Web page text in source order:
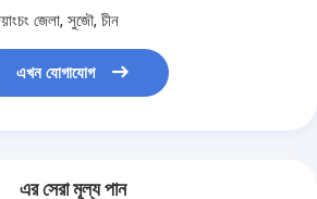
জেলা, সুজৌ, চীন
এখন যোগাযোগ
এর সেরা মূল্য পান